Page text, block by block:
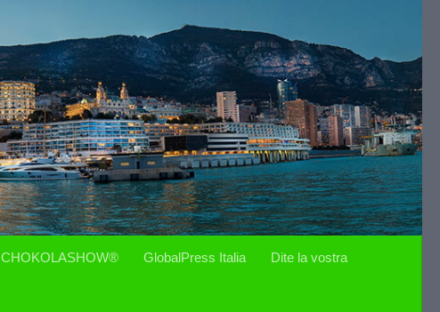
CHOKOLASHOW® GlobalPress Italia Dite la vostra